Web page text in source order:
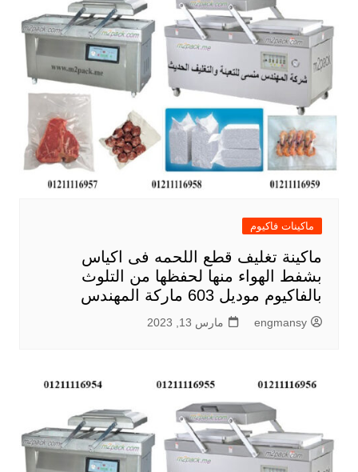
ماكينات فاكيوم
ماكينة تغليف قطع اللحمه فى اكياس
بشفط الهواء منها لحفظها من التلوث
بالفاكيوم موديل 603 ماركة المهندس
engmansy مارس 13, 2023